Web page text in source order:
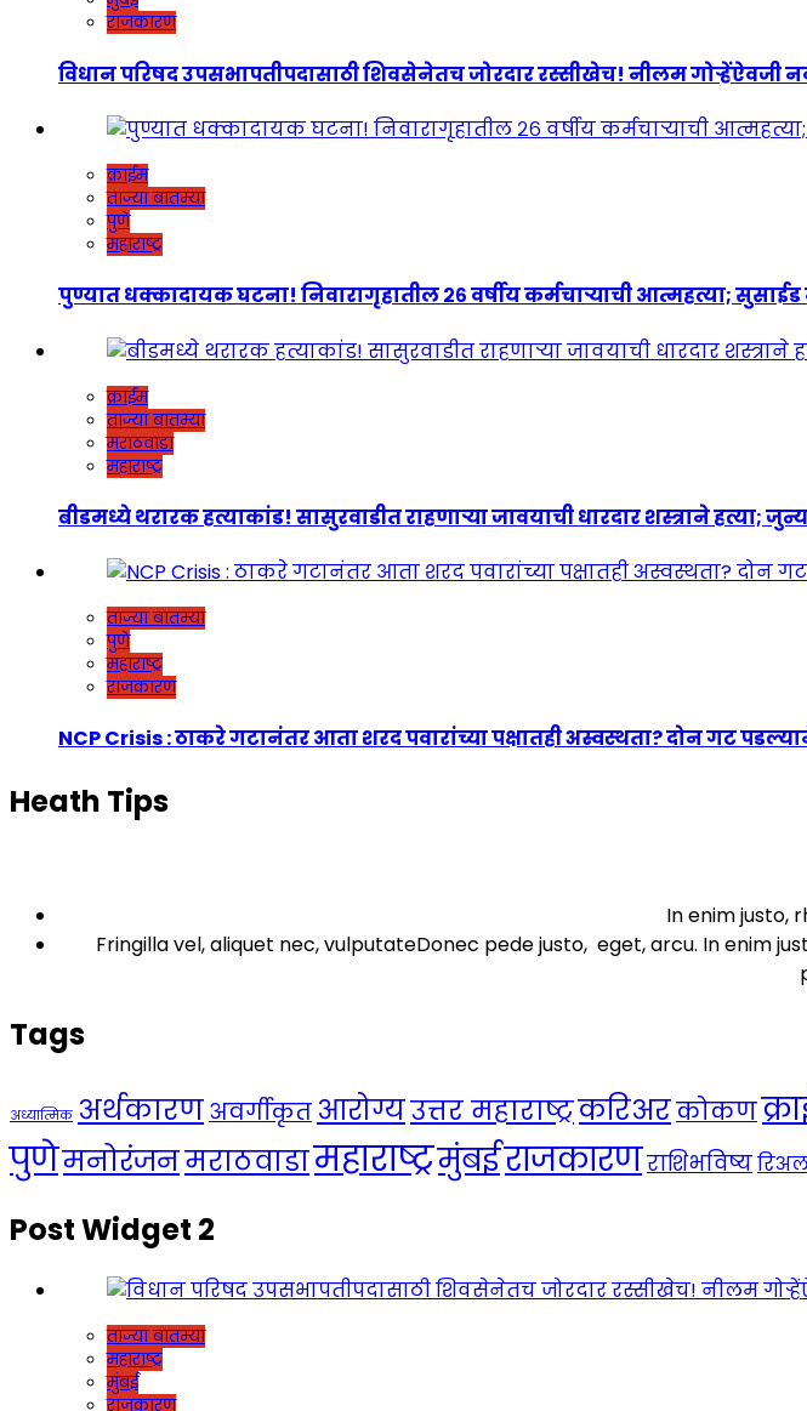
राजकारण
विधान परिषद उपसभापतीपदासाठी शिवसेनेतच जोरदार रस्सीखेच! नीलम गोऱ्हेंऐवजी
क्राईम
ताज्या बातम्या
पुणे
महाराष्ट्र
पुण्यात धक्कादायक घटना! निवारागृहातील २६ वर्षीय कर्मचाऱ्याची आत्महत्या;
क्राईम
ताज्या बातम्या
मराठवाडा
महाराष्ट्र
बीडमध्ये थरारक हत्याकांड! सासुरवाडीत राहणाऱ्या जावयाची धारदार शस्त्राने हत्या;
ताज्या बातम्या
पुणे
महाराष्ट्र
राजकारण
NCP Crisis : ठाकरे गटानंतर आता शरद पवारांच्या पक्षातही अस्वस्थता? दोन गट
Heath Tips
In enim justo,
Fringilla vel, aliquet nec, vulputateDonec pede justo, eget, arcu. In enim
Tags
अध्यात्मिक अर्थकारणअवर्गीकृत आरोग्यउत्तर महाराष्ट्रकरिअरकोकण
पुणेमनोरंजनमराठवाडामहाराष्ट्रमुंबईराजकारणराशिभविष्य
Post Widget 2
ताज्या बातम्या
महाराष्ट्र
मुंबई
राजकारण